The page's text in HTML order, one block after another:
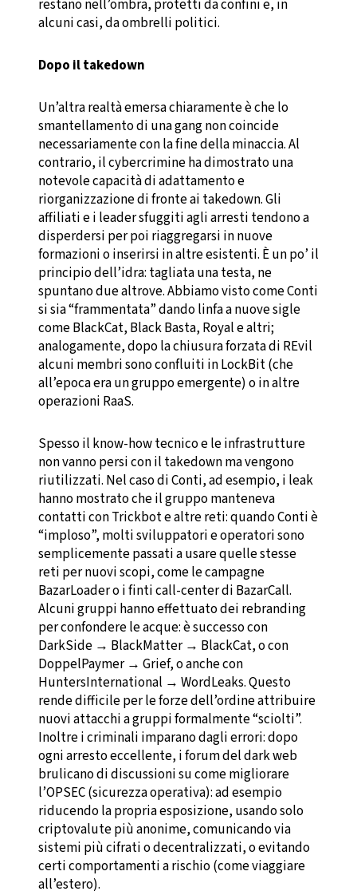
restano nell’ombra, protetti da confini e, in
alcuni casi, da ombrelli politici.
Dopo il takedown
Un’altra realtà emersa chiaramente è che lo
smantellamento di una gang non coincide
necessariamente con la fine della minaccia. Al
contrario, il cybercrimine ha dimostrato una
notevole capacità di adattamento e
riorganizzazione di fronte ai takedown. Gli
affiliati e i leader sfuggiti agli arresti tendono a
disperdersi per poi riaggregarsi in nuove
formazioni o inserirsi in altre esistenti. È un po’ il
principio dell’idra: tagliata una testa, ne
spuntano due altrove. Abbiamo visto come Conti
si sia “frammentata” dando linfa a nuove sigle
come BlackCat, Black Basta, Royal e altri;
analogamente, dopo la chiusura forzata di REvil
alcuni membri sono confluiti in LockBit (che
all’epoca era un gruppo emergente) o in altre
operazioni RaaS.
Spesso il know-how tecnico e le infrastrutture
non vanno persi con il takedown ma vengono
riutilizzati. Nel caso di Conti, ad esempio, i leak
hanno mostrato che il gruppo manteneva
contatti con Trickbot e altre reti: quando Conti è
“imploso”, molti sviluppatori e operatori sono
semplicemente passati a usare quelle stesse
reti per nuovi scopi, come le campagne
BazarLoader o i finti call-center di BazarCall.
Alcuni gruppi hanno effettuato dei rebranding
per confondere le acque: è successo con
DarkSide → BlackMatter → BlackCat, o con
DoppelPaymer → Grief, o anche con
HuntersInternational → WordLeaks. Questo
rende difficile per le forze dell’ordine attribuire
nuovi attacchi a gruppi formalmente “sciolti”.
Inoltre i criminali imparano dagli errori: dopo
ogni arresto eccellente, i forum del dark web
brulicano di discussioni su come migliorare
l’OPSEC (sicurezza operativa): ad esempio
riducendo la propria esposizione, usando solo
criptovalute più anonime, comunicando via
sistemi più cifrati o decentralizzati, o evitando
certi comportamenti a rischio (come viaggiare
all’estero).